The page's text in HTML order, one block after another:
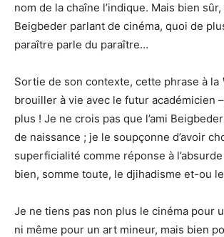
nom de la chaîne l’indique. Mais bien
Beigbeder parlant de cinéma, quoi de
paraître parle du paraître…
Sortie de son contexte, cette phrase à la
brouiller à vie avec le futur académicien
plus ! Je ne crois pas que l’ami
de naissance ; je le soupçonne d’avoir
superficialité comme réponse à
bien, somme toute, le djihadisme et-ou
Je ne tiens pas non plus le cinéma pour
ni même pour un art mineur, mais bien